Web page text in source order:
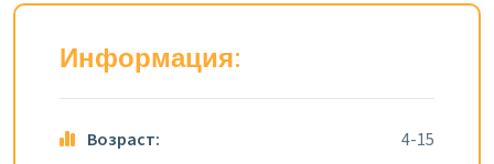
Информация:
Возраст: 4-15